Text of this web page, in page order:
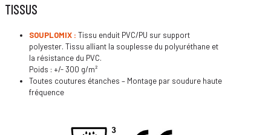
TISSUS
SOUPLOMIX : Tissu enduit PVC/PU sur support
polyester. Tissu alliant la souplesse du polyuréthane et
la résistance du PVC.
Poids : +/- 300 g/m²
Toutes coutures étanches – Montage par soudure haute
fréquence